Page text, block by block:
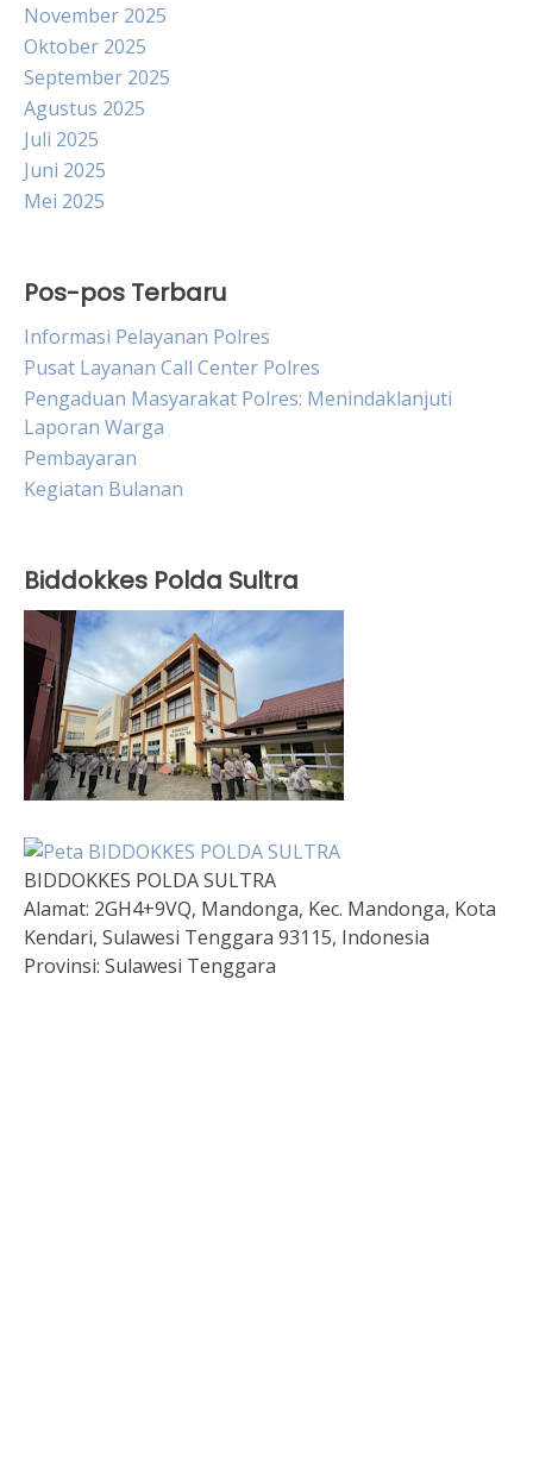
November 2025
Oktober 2025
September 2025
Agustus 2025
Juli 2025
Juni 2025
Mei 2025
Pos-pos Terbaru
Informasi Pelayanan Polres
Pusat Layanan Call Center Polres
Pengaduan Masyarakat Polres: Menindaklanjuti
Laporan Warga
Pembayaran
Kegiatan Bulanan
Biddokkes Polda Sultra
BIDDOKKES POLDA SULTRA
Alamat: 2GH4+9VQ, Mandonga, Kec. Mandonga, Kota
Kendari, Sulawesi Tenggara 93115, Indonesia
Provinsi: Sulawesi Tenggara